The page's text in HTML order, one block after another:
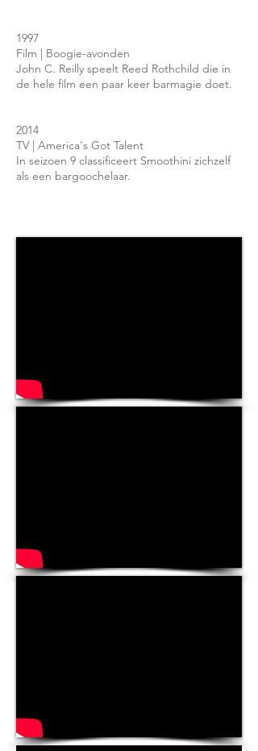
1997
Film | Boogie-avonden
John C. Reilly speelt Reed Rothchild die in
de hele film een paar keer barmagie doet.
2014
TV | America's Got Talent
In seizoen 9 classificeert Smoothini zichzelf
als een bargoochelaar.